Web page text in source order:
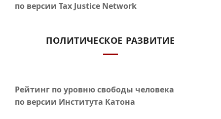
по версии Tax Justice Network
ПОЛИТИЧЕСКОЕ РАЗВИТИЕ
Рейтинг по уровню свободы человека
по версии Института Катона